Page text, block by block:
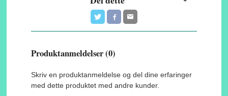
Produktanmeldelser (0)
Skriv en produktanmeldelse og del dine erfaringer
med dette produktet med andre kunder.